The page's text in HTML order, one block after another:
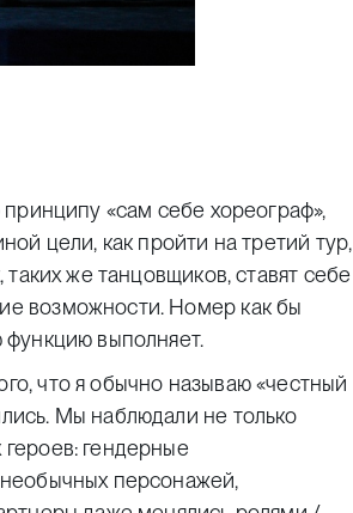
«сам себе хореограф»,
цели, как пройти на третий тур,
же танцовщиков, ставят себе
возможности. Номер как бы
выполняет.
что я обычно называю «честный
Мы наблюдали не только
гендерные
персонажей,